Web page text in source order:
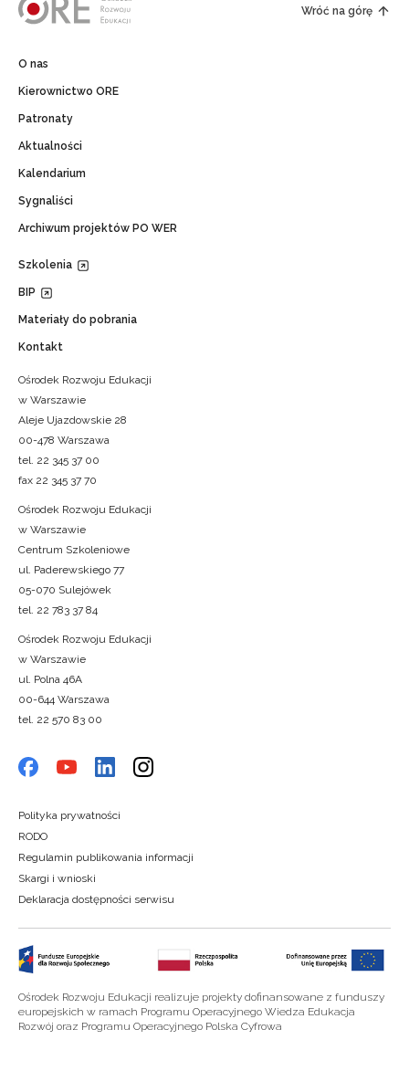
Wróć na górę
O nas
Kierownictwo ORE
Patronaty
Aktualności
Kalendarium
Sygnaliści
Archiwum projektów PO WER
Szkolenia
BIP
Materiały do pobrania
Kontakt
Ośrodek Rozwoju Edukacji
w Warszawie
Aleje Ujazdowskie 28
00-478 Warszawa
tel. 22 345 37 00
fax 22 345 37 70
Ośrodek Rozwoju Edukacji
w Warszawie
Centrum Szkoleniowe
ul. Paderewskiego 77
05-070 Sulejówek
tel. 22 783 37 84
Ośrodek Rozwoju Edukacji
w Warszawie
ul. Polna 46A
00-644 Warszawa
tel. 22 570 83 00
Polityka prywatności
RODO
Regulamin publikowania informacji
Skargi i wnioski
Deklaracja dostępności serwisu
Ośrodek Rozwoju Edukacji realizuje projekty dofinansowane z funduszy
europejskich w ramach Programu Operacyjnego Wiedza Edukacja
Rozwój oraz Programu Operacyjnego Polska Cyfrowa